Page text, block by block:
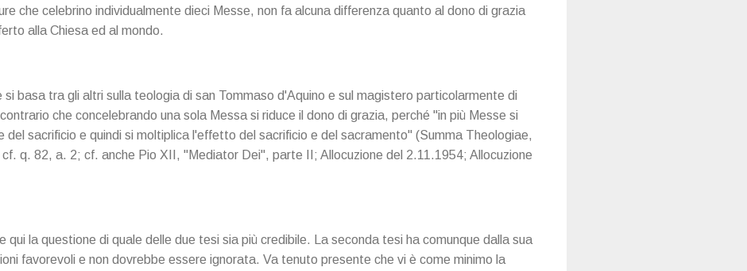
che celebrino individualmente dieci Messe, non fa alcuna differenza quanto al dono di grazia
alla Chiesa ed al mondo.
si basa tra gli altri sulla teologia di san Tommaso d'Aquino e sul magistero particolarmente di
che concelebrando una sola Messa si riduce il dono di grazia, perché "in più Messe si
del sacrificio e quindi si moltiplica l'effetto del sacrificio e del sacramento" (Summa Theologiae,
cf. q. 82, a. 2; cf. anche Pio XII, "Mediator Dei", parte II; Allocuzione del 2.11.1954; Allocuzione
qui la questione di quale delle due tesi sia più credibile. La seconda tesi ha comunque dalla sua
favorevoli e non dovrebbe essere ignorata. Va tenuto presente che vi è come minimo la